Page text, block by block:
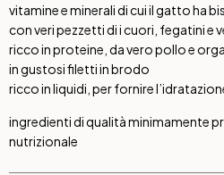
vitamine e minerali di cui il gatto ha
con veri pezzetti di i cuori, fegatini e
ricco in proteine, da vero pollo e
in gustosi filetti in brodo
ricco in liquidi, per fornire
ingredienti di qualità minimamente
nutrizionale